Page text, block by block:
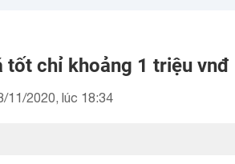
tốt chỉ khoảng 1 triệu vnđ
11/2020, lúc 18:34